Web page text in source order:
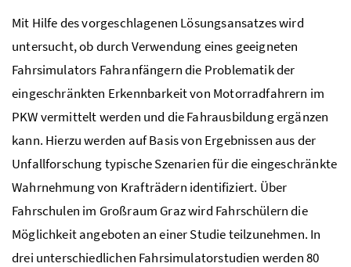
Mit Hilfe des vorgeschlagenen Lösungsansatzes wird
untersucht, ob durch Verwendung eines geeigneten
Fahrsimulators Fahranfängern die Problematik der
eingeschränkten Erkennbarkeit von Motorradfahrern im
PKW vermittelt werden und die Fahrausbildung ergänzen
kann. Hierzu werden auf Basis von Ergebnissen aus der
Unfallforschung typische Szenarien für die eingeschränkte
Wahrnehmung von Krafträdern identifiziert. Über
Fahrschulen im Großraum Graz wird Fahrschülern die
Möglichkeit angeboten an einer Studie teilzunehmen. In
drei unterschiedlichen Fahrsimulatorstudien werden 80